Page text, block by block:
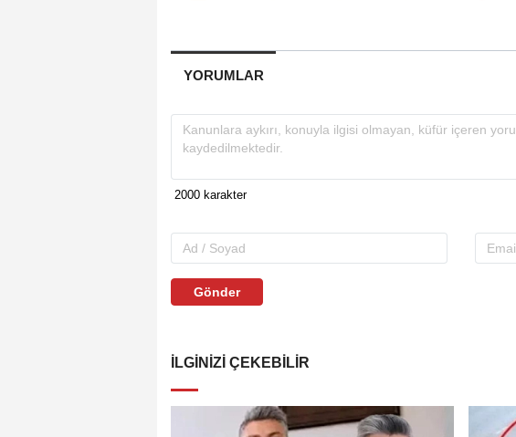
YORUMLAR
Gönder
İLGINIZI ÇEKEBILIR